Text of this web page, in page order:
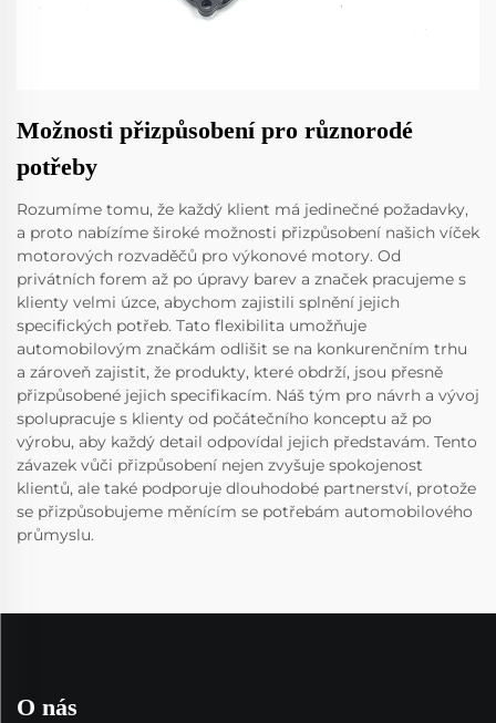
Možnosti přizpůsobení pro různorodé
potřeby
Rozumíme tomu, že každý klient má jedinečné požadavky,
a proto nabízíme široké možnosti přizpůsobení našich víček
motorových rozvaděčů pro výkonové motory. Od
privátních forem až po úpravy barev a značek pracujeme s
klienty velmi úzce, abychom zajistili splnění jejich
specifických potřeb. Tato flexibilita umožňuje
automobilovým značkám odlišit se na konkurenčním trhu
a zároveň zajistit, že produkty, které obdrží, jsou přesně
přizpůsobené jejich specifikacím. Náš tým pro návrh a vývoj
spolupracuje s klienty od počátečního konceptu až po
výrobu, aby každý detail odpovídal jejich představám. Tento
závazek vůči přizpůsobení nejen zvyšuje spokojenost
klientů, ale také podporuje dlouhodobé partnerství, protože
se přizpůsobujeme měnícím se potřebám automobilového
průmyslu.
O nás